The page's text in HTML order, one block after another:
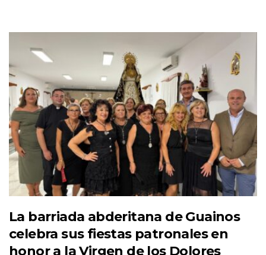
La barriada abderitana de Guainos
celebra sus fiestas patronales en
honor a la Virgen de los Dolores